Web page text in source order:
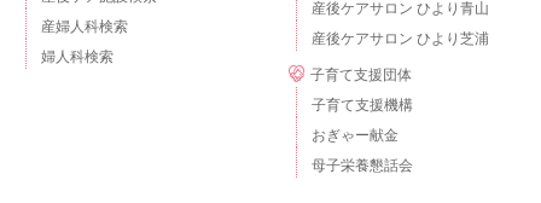
産婦人科検索
婦人科検索
産後ケアサロン ひより青山
産後ケアサロン ひより芝浦
子育て支援団体
子育て支援機構
おぎゃー献金
母子栄養懇話会